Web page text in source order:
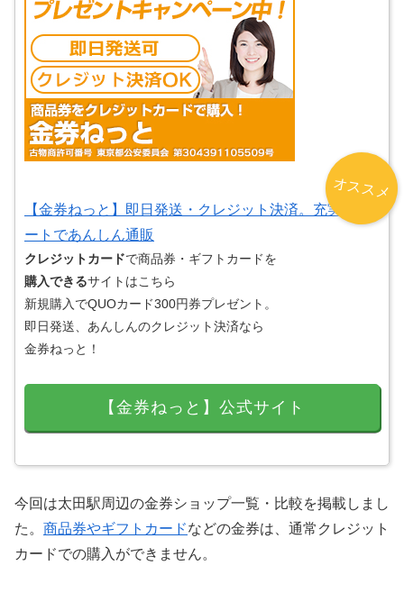
【金券ねっと】即日発送・クレジット決済。充実サポ
ートであんしん通販
クレジットカードで商品券・ギフトカードを
購入できるサイトはこちら
新規購入でQUOカード300円券プレゼント。
即日発送、あんしんのクレジット決済なら
金券ねっと！
【金券ねっと】公式サイト
オススメ
今回は太田駅周辺の金券ショップ一覧・比較を掲載しまし
た。 商品券やギフトカードなどの金券は、通常クレジット
カードでの購入ができません。